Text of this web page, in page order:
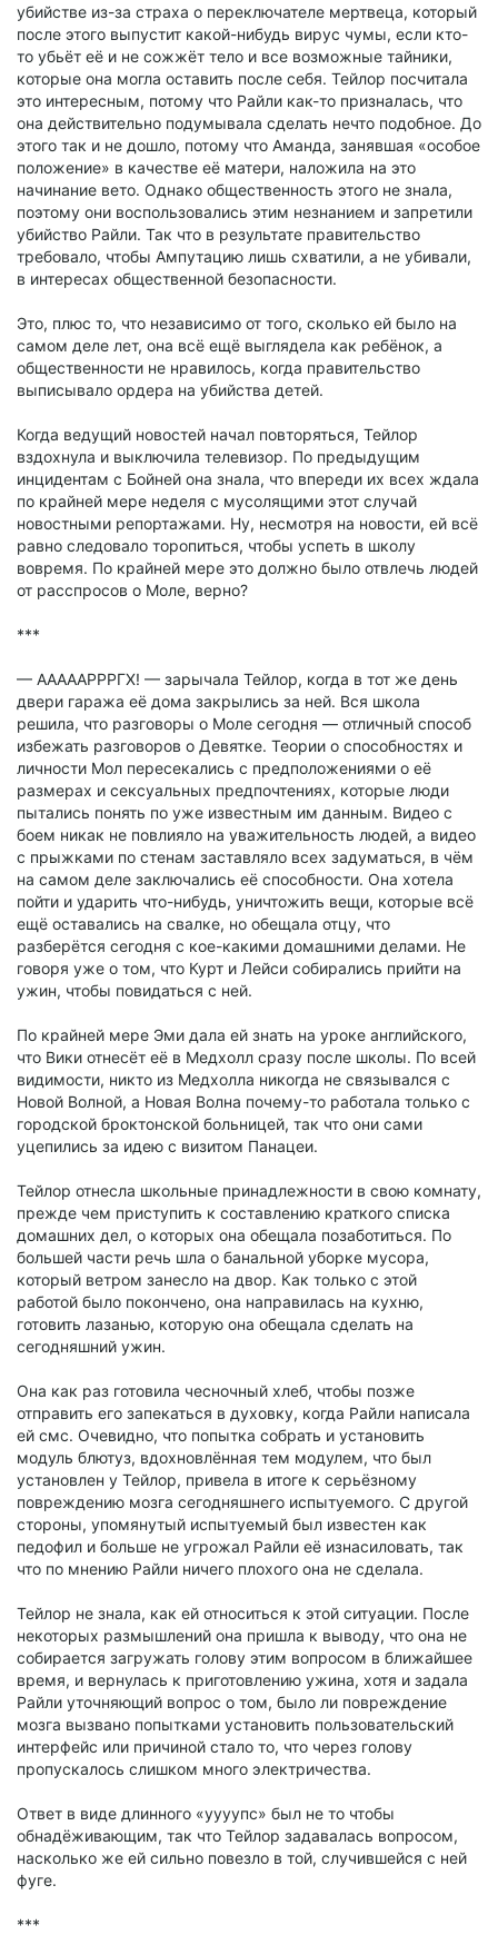
убийстве из-за страха о переключателе мертвеца, который
после этого выпустит какой-нибудь вирус чумы, если кто-
то убьёт её и не сожжёт тело и все возможные тайники,
которые она могла оставить после себя. Тейлор посчитала
это интересным, потому что Райли как-то призналась, что
она действительно подумывала сделать нечто подобное. До
этого так и не дошло, потому что Аманда, занявшая «особое
положение» в качестве её матери, наложила на это
начинание вето. Однако общественность этого не знала,
поэтому они воспользовались этим незнанием и запретили
убийство Райли. Так что в результате правительство
требовало, чтобы Ампутацию лишь схватили, а не убивали,
в интересах общественной безопасности.
Это, плюс то, что независимо от того, сколько ей было на
самом деле лет, она всё ещё выглядела как ребёнок, а
общественности не нравилось, когда правительство
выписывало ордера на убийства детей.
Когда ведущий новостей начал повторяться, Тейлор
вздохнула и выключила телевизор. По предыдущим
инцидентам с Бойней она знала, что впереди их всех ждала
по крайней мере неделя с мусолящими этот случай
новостными репортажами. Ну, несмотря на новости, ей всё
равно следовало торопиться, чтобы успеть в школу
вовремя. По крайней мере это должно было отвлечь людей
от расспросов о Моле, верно?
***
— АААААРРРГХ! — зарычала Тейлор, когда в тот же день
двери гаража её дома закрылись за ней. Вся школа
решила, что разговоры о Моле сегодня — отличный способ
избежать разговоров о Девятке. Теории о способностях и
личности Мол пересекались с предположениями о её
размерах и сексуальных предпочтениях, которые люди
пытались понять по уже известным им данным. Видео с
боем никак не повлияло на уважительность людей, а видео
с прыжками по стенам заставляло всех задуматься, в чём
на самом деле заключались её способности. Она хотела
пойти и ударить что-нибудь, уничтожить вещи, которые всё
ещё оставались на свалке, но обещала отцу, что
разберётся сегодня с кое-какими домашними делами. Не
говоря уже о том, что Курт и Лейси собирались прийти на
ужин, чтобы повидаться с ней.
По крайней мере Эми дала ей знать на уроке английского,
что Вики отнесёт её в Медхолл сразу после школы. По всей
видимости, никто из Медхолла никогда не связывался с
Новой Волной, а Новая Волна почему-то работала только с
городской броктонской больницей, так что они сами
уцепились за идею с визитом Панацеи.
Тейлор отнесла школьные принадлежности в свою комнату,
прежде чем приступить к составлению краткого списка
домашних дел, о которых она обещала позаботиться. По
большей части речь шла о банальной уборке мусора,
который ветром занесло на двор. Как только с этой
работой было покончено, она направилась на кухню,
готовить лазанью, которую она обещала сделать на
сегодняшний ужин.
Она как раз готовила чесночный хлеб, чтобы позже
отправить его запекаться в духовку, когда Райли написала
ей смс. Очевидно, что попытка собрать и установить
модуль блютуз, вдохновлённая тем модулем, что был
установлен у Тейлор, привела в итоге к серьёзному
повреждению мозга сегодняшнего испытуемого. С другой
стороны, упомянутый испытуемый был известен как
педофил и больше не угрожал Райли её изнасиловать, так
что по мнению Райли ничего плохого она не сделала.
Тейлор не знала, как ей относиться к этой ситуации. После
некоторых размышлений она пришла к выводу, что она не
собирается загружать голову этим вопросом в ближайшее
время, и вернулась к приготовлению ужина, хотя и задала
Райли уточняющий вопрос о том, было ли повреждение
мозга вызвано попытками установить пользовательский
интерфейс или причиной стало то, что через голову
пропускалось слишком много электричества.
Ответ в виде длинного «уууупс» был не то чтобы
обнадёживающим, так что Тейлор задавалась вопросом,
насколько же ей сильно повезло в той, случившейся с ней
фуге.
***